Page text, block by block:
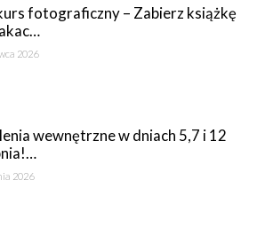
fotograficzny – Zabierz książkę
2026
wewnętrzne w dniach 5,7 i 12
2026